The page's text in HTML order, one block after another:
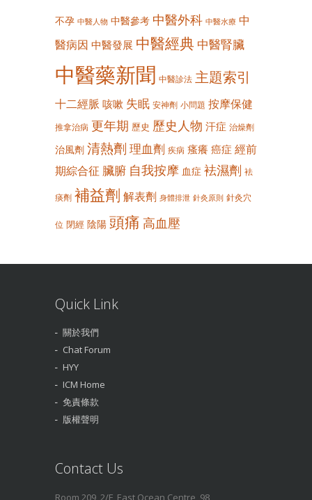
不孕 中醫人物 中醫參考 中醫外科 中醫水療 中
醫病因 中醫發展 中醫經典 中醫腎臟
中醫藥新聞 中醫診法 主題索引
十二經脈 咳嗽 失眠 安神劑 小問題 按摩保健
推拿治病 更年期 歷史 歷史人物 汗症 治燥劑
治風劑 清熱劑 理血劑 疾病 瘙癢 癌症 經前
期綜合征 臟腑 自我按摩 血症 袪濕劑 袪
痰劑 補益劑 解表劑 身體排泄 針灸原則 針灸穴
位 閉經 陰陽 頭痛 高血壓
Quick Link
關於我們
Chat Forum
HYY
ICM Home
免責條款
版權聲明
Contact Us
Room 209, 2/F, East Ocean Centre, 98